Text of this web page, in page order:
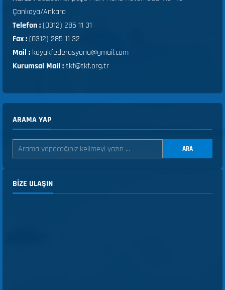
Çankaya/Ankara
Telefon :(0312) 285 11 31
Fax :(0312) 285 11 32
Mail : kayakfederasyonu@gmail.com
Kurumsal Mail :tkf@tkf.org.tr
ARAMA YAP
ARA
BIZE ULAŞIN